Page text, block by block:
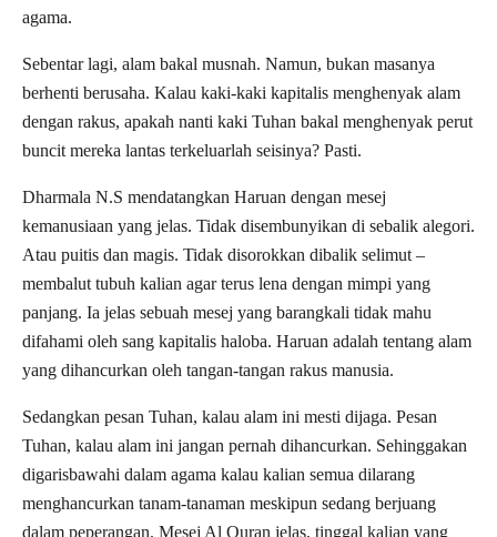
agama.
Sebentar lagi, alam bakal musnah. Namun, bukan masanya
berhenti berusaha. Kalau kaki-kaki kapitalis menghenyak alam
dengan rakus, apakah nanti kaki Tuhan bakal menghenyak perut
buncit mereka lantas terkeluarlah seisinya? Pasti.
Dharmala N.S mendatangkan Haruan dengan mesej
kemanusiaan yang jelas. Tidak disembunyikan di sebalik alegori.
Atau puitis dan magis. Tidak disorokkan dibalik selimut –
membalut tubuh kalian agar terus lena dengan mimpi yang
panjang. Ia jelas sebuah mesej yang barangkali tidak mahu
difahami oleh sang kapitalis haloba. Haruan adalah tentang alam
yang dihancurkan oleh tangan-tangan rakus manusia.
Sedangkan pesan Tuhan, kalau alam ini mesti dijaga. Pesan
Tuhan, kalau alam ini jangan pernah dihancurkan. Sehinggakan
digarisbawahi dalam agama kalau kalian semua dilarang
menghancurkan tanam-tanaman meskipun sedang berjuang
dalam peperangan. Mesej Al Quran jelas, tinggal kalian yang